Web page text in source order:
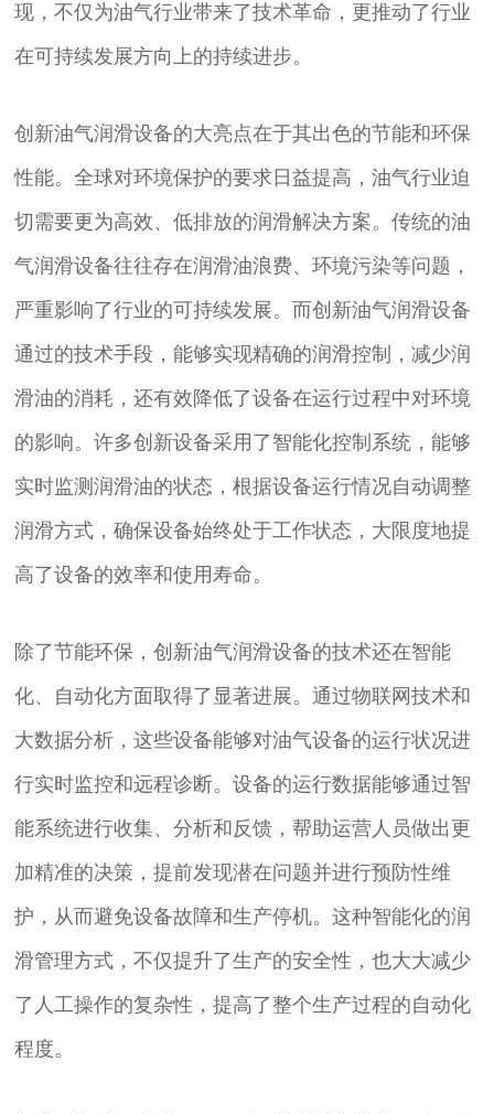
现，不仅为油气行业带来了技术革命，更推动了行业
在可持续发展方向上的持续进步。
创新油气润滑设备的大亮点在于其出色的节能和环保
性能。全球对环境保护的要求日益提高，油气行业迫
切需要更为高效、低排放的润滑解决方案。传统的油
气润滑设备往往存在润滑油浪费、环境污染等问题，
严重影响了行业的可持续发展。而创新油气润滑设备
通过的技术手段，能够实现精确的润滑控制，减少润
滑油的消耗，还有效降低了设备在运行过程中对环境
的影响。许多创新设备采用了智能化控制系统，能够
实时监测润滑油的状态，根据设备运行情况自动调整
润滑方式，确保设备始终处于工作状态，大限度地提
高了设备的效率和使用寿命。
除了节能环保，创新油气润滑设备的技术还在智能
化、自动化方面取得了显著进展。通过物联网技术和
大数据分析，这些设备能够对油气设备的运行状况进
行实时监控和远程诊断。设备的运行数据能够通过智
能系统进行收集、分析和反馈，帮助运营人员做出更
加精准的决策，提前发现潜在问题并进行预防性维
护，从而避免设备故障和生产停机。这种智能化的润
滑管理方式，不仅提升了生产的安全性，也大大减少
了人工操作的复杂性，提高了整个生产过程的自动化
程度。